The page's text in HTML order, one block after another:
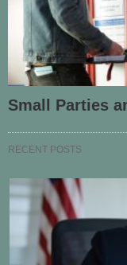
Small Parties
RECENT POSTS